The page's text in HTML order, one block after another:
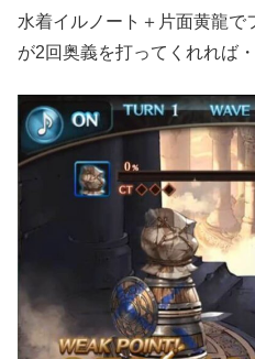
水着イルノート＋片面黄龍で
が2回奥義を打ってくれれば・